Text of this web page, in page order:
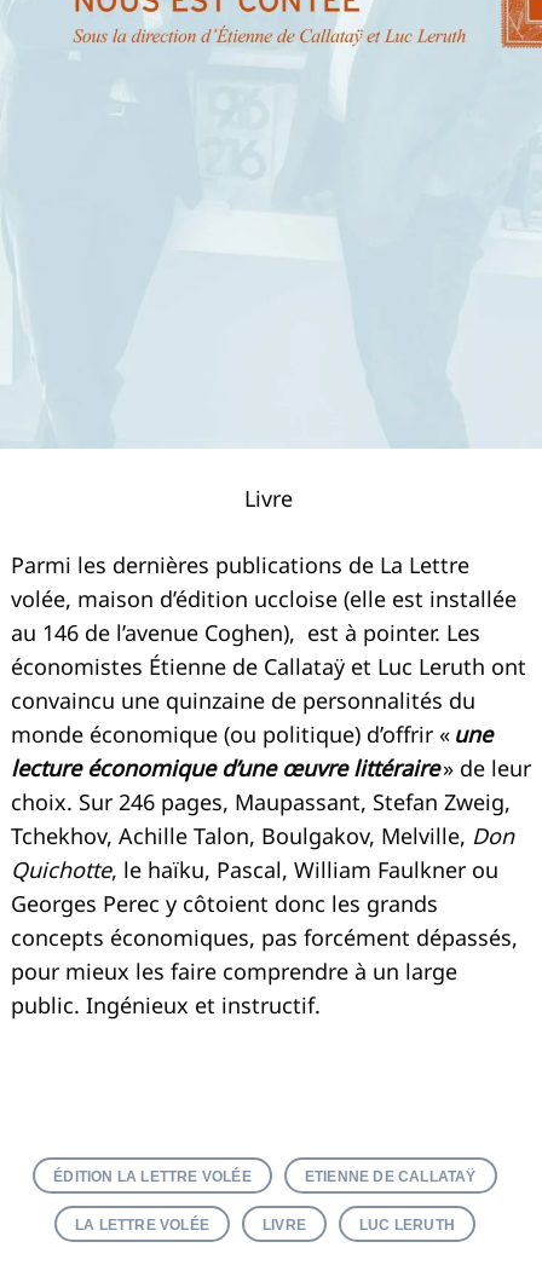
Livre
Parmi les dernières publications de La Lettre
volée, maison d’édition uccloise (elle est installée
au 146 de l’avenue Coghen), est à pointer. Les
économistes Étienne de Callataÿ et Luc Leruth ont
convaincu une quinzaine de personnalités du
monde économique (ou politique) d’offrir « une
lecture économique d’une œuvre littéraire» de leur
choix. Sur 246 pages, Maupassant, Stefan Zweig,
Tchekhov, Achille Talon, Boulgakov, Melville, Don
Quichotte, le haïku, Pascal, William Faulkner ou
Georges Perec y côtoient donc les grands
concepts économiques, pas forcément dépassés,
pour mieux les faire comprendre à un large
public. Ingénieux et instructif.
ÉDITION LA LETTRE VOLÉE ETIENNE DE CALLATAŸ
LA LETTRE VOLÉE LIVRE LUC LERUTH